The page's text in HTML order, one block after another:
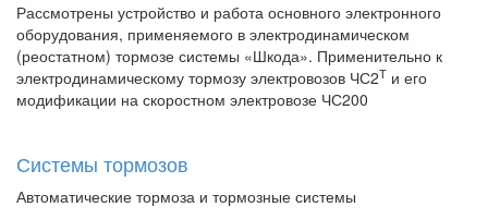
Рассмотрены устройство и работа основного электронного
оборудования, применяемого в электродинамическом
(реостатном) тормозе системы «Шкода». Применительно к
электродинамическому тормозу электровозов ЧС2Т и его
модификации на скоростном электровозе ЧС200
Системы тормозов
Автоматические тормоза и тормозные системы